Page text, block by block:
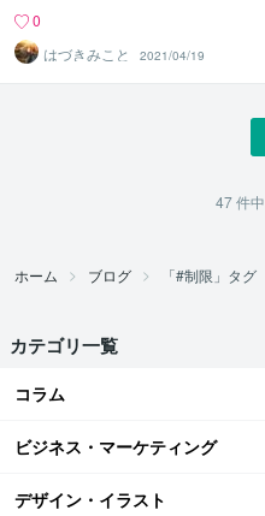
0
はづきみこと
2021/04/19
47件中
ホーム ブログ 「#制限」タグ
カテゴリ一覧
コラム
ビジネス・マーケティング
デザイン・イラスト